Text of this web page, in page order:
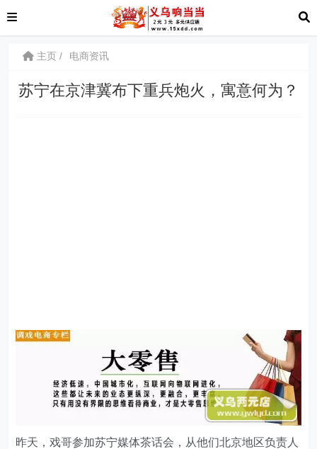
主页 电商资讯
苏宁在京津冀布下重兵炮火，寓意何为？
昨天，戏哥参加苏宁媒体茶话会，从他们北京地区负责人